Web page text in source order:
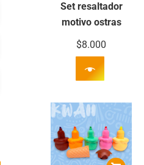
Set resaltador
motivo ostras
$8.000